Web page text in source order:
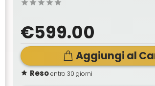
€599.00
Aggiungi al
Resoentro 30 giorni